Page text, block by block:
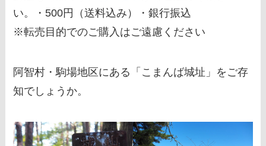
い。・500円（送料込み）・銀行振込
※転売目的でのご購入はご遠慮ください
阿智村・駒場地区にある「こまんば城址」をご存
知でしょうか。